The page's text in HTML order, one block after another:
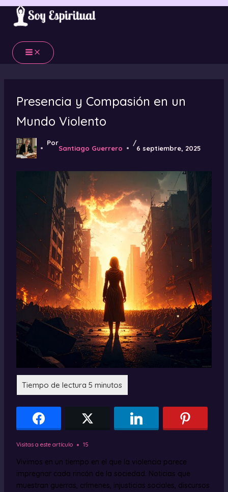
Ir
contenido
Presencia y Compasión en un
Mundo Violento
Por
Santiago Guerrero
/
6 septiembre, 2025
Visitas a este artículo 15
Vivimos en un tiempo en el que la violencia parece
impregnar cada rincón de la sociedad. Noticias que
muestran guerras, crímenes, injusticias sociales, discursos